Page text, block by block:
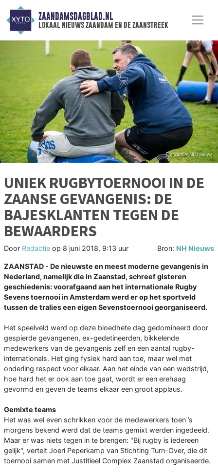
ZAANDAMSDAGBLAD.NL
lokaal nieuws zaandam en de zaanstreek
UNIEK RUGBYTOERNOOI IN DE
ZAANSE GEVANGENIS: DE
BAJESKLANTEN TEGEN DE
BEWAARDERS
Door Redactie op 8 juni 2018, 9:13 uur Bron: NH Nieuws
ZAANSTAD - De nieuwste en meest moderne gevangenis in
Nederland, namelijk die in Zaanstad, schreef gisteren
geschiedenis: voorafgaand aan het internationale Rugby
Sevens toernooi in Amsterdam werd er op het sportveld
tussen de tralies een eigen Sevenstoernooi georganiseerd.
Het speelveld werd op deze bloedhete dag gedomineerd door
gespierde gevangenen, ex-gedetineerden, bikkelende
medewerkers van de gevangenis zelf en een aantal rugby-
internationals. Het ging fysiek hard aan toe, maar wel met
onderling respect voor elkaar. Aan het einde van een wedstrijd,
hoe hard het er ook aan toe gaat, wordt er een erehaag
gevormd en geven de teams elkaar een groot applaus.
Gemixte teams
Het was wel even schrikken voor de medewerkers toen ’s
morgens bekend werd dat de teams gemixt werden ingedeeld.
Maar er was niets tegen in te brengen: "Bij rugby is iedereen
gelijk", vertelt Joeri Peperkamp van Stichting Turn-Over, die dit
toernooi samen met Justitieel Complex Zaanstad organiseerde.